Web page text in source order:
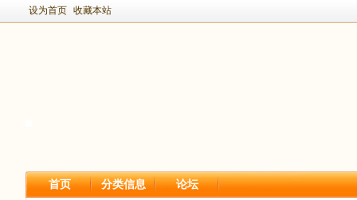
设为首页 收藏本站
首页 分类信息 论坛